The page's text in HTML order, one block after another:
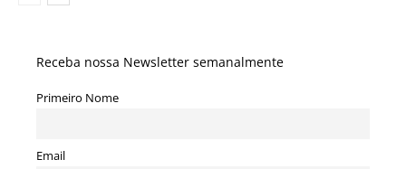
Receba nossa Newsletter semanalmente
Primeiro Nome
Email